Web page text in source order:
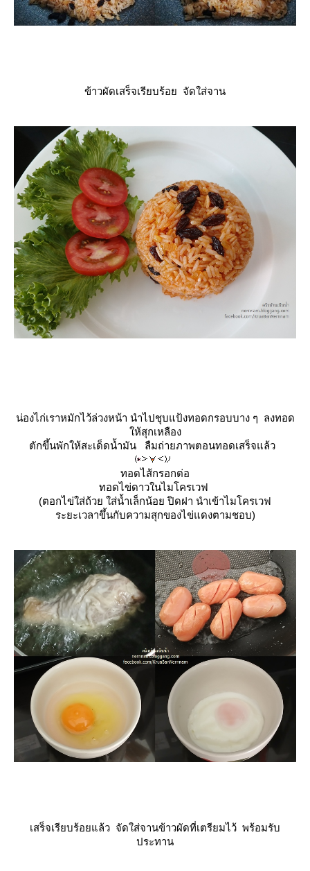
ข้าวผัดเสร็จเรียบร้อย จัดใส่จาน
น่องไก่เราหมักไว้ล่วงหน้า นำไปชุบแป้งทอดกรอบบาง ๆ ลงทอด
ห้สุกเหลือง
ตักขึ้นพักให้สะเด็ดน้ำมัน ลืมถ่ายภาพตอนทอดเสร็จแล้ว
ทอดไส้กรอกต่อ
ทอดไข่ดาวในไมโครเวฟ
(ตอกไข่ใส่ถ้วย ใส่น้ำเล็กน้อย ปิดฝา นำเข้าไมโครเวฟ
ระยะเวลาขึ้นกับความสุกของไข่แดงตามชอบ)
เสร็จเรียบร้อยแล้ว จัดใส่จานข้าวผัดที่เตรียมไว้ พร้อมรับ
ประทาน